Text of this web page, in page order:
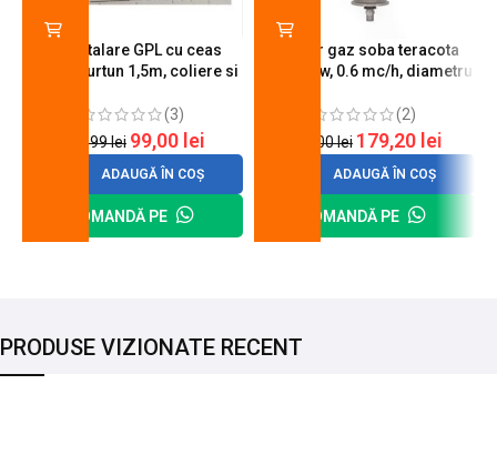
Kit instalare GPL cu ceas
butelie, furtun 1,5m, coliere si
(3)
120,99lei 99,00 lei
ADAUGĂ ÎN COȘ
COMANDĂ PE
Arzator gaz soba teracota
A600, 6 kw, 0.6 mc/h, diametru
(2)
200,00lei 179,20 lei
ADAUGĂ ÎN COȘ
COMANDĂ PE
PRODUSE VIZIONATE RECENT